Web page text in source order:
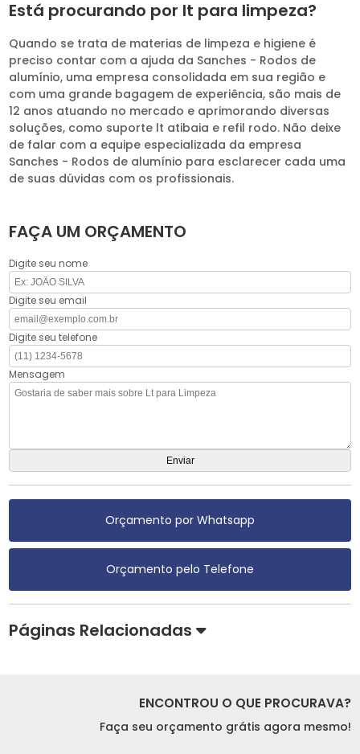
Está procurando por lt para limpeza?
Quando se trata de materias de limpeza e higiene é
preciso contar com a ajuda da Sanches - Rodos de
alumínio, uma empresa consolidada em sua região e
com uma grande bagagem de experiência, são mais de
12 anos atuando no mercado e aprimorando diversas
soluções, como suporte lt atibaia e refil rodo. Não deixe
de falar com a equipe especializada da empresa
Sanches - Rodos de alumínio para esclarecer cada uma
de suas dúvidas com os profissionais.
FAÇA UM ORÇAMENTO
Digite seu nome
Digite seu email
Digite seu telefone
Mensagem
Orçamento por Whatsapp
Orçamento pelo Telefone
Páginas Relacionadas
ENCONTROU O QUE PROCURAVA?
Faça seu orçamento grátis agora mesmo!